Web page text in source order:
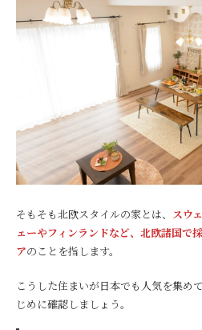
そもそも北欧スタイルの家とは、 スウ
ェーやフィンランドなど、北欧諸国で
アのことを指します。
こうした住まいが日本でも人気を集め
じめに確認しましょう。